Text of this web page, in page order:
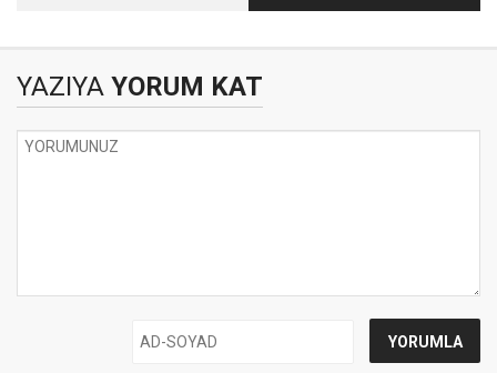
geleceği kaybeder
YAZIYA YORUM KAT